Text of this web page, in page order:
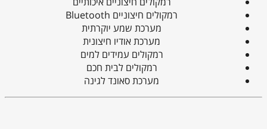
רמקולים חיצוניים Bluetooth
מערכת שמע יוקרתית
מערכת אודיו חיצונית
רמקולים עמידים למים
רמקולים לבית חכם
מערכת סאונד לגינה